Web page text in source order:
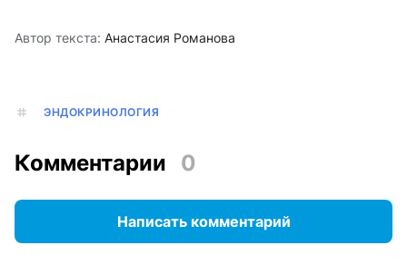
Автор текста: Анастасия Романова
ЭНДОКРИНОЛОГИЯ
Комментарии 0
Написать комментарий